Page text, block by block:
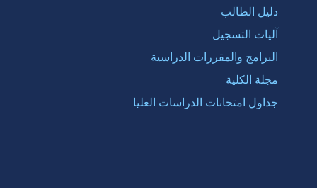
دليل الطالب
آليات التسجيل
البرامج والمقررات الدراسية
مجلة الكلية
جداول امتحانات الدراسات العليا